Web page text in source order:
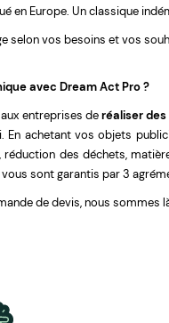
en Europe. Un classique
selon vos besoins et vos
avec Dream Act Pro ?
entreprises deréaliser
En achetant vos objets
des déchets,
sont garantis par 3
de devis, nous sommes